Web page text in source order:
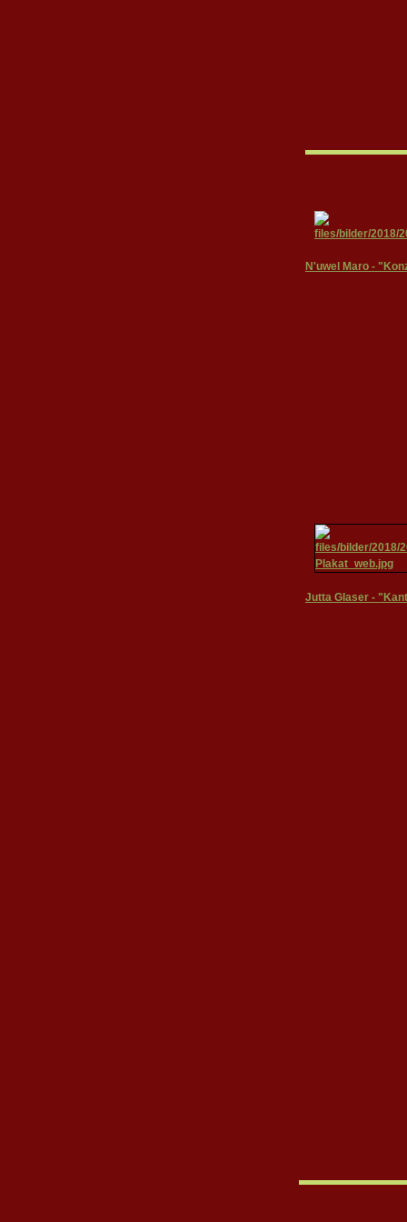
N'uwel Maro -
Jutta Glaser -